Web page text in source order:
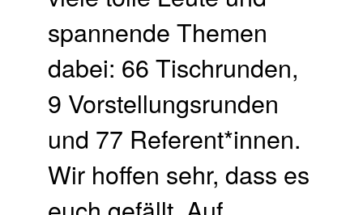
spannende Themen
dabei: 66 Tischrunden,
9 Vorstellungsrunden
und 77 Referent*innen.
Wir hoffen sehr, dass es